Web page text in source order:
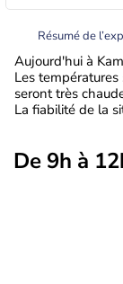
Résumé de
Aujourd'hui à
Les
seront très
La fiabilité de la
De 9h à